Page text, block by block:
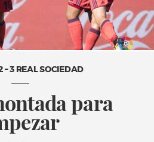
– 3 REAL SOCIEDAD
para